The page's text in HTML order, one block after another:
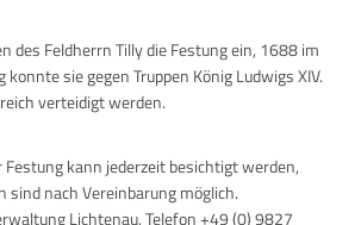
des Feldherrn Tilly die Festung ein, 1688 im
sie gegen Truppen König Ludwigs XIV.
verteidigt werden.
Festung kann jederzeit besichtigt werden,
sind nach Vereinbarung möglich.
Lichtenau, Telefon +49 (0) 9827